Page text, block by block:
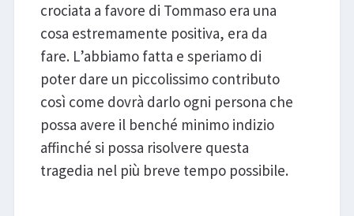
crociata a favore di Tommaso era una
cosa estremamente positiva, era da
fare. L’abbiamo fatta e speriamo di
poter dare un piccolissimo contributo
così come dovrà darlo ogni persona che
possa avere il benché minimo indizio
affinché si possa risolvere questa
tragedia nel più breve tempo possibile.